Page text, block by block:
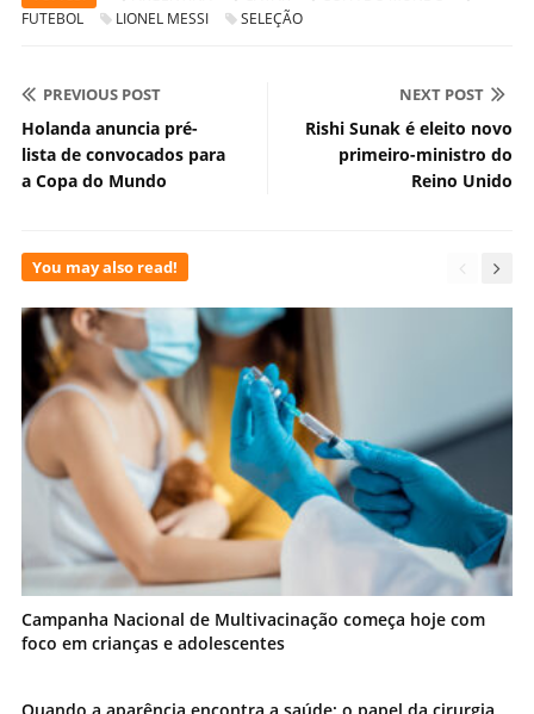
FUTEBOL
LIONEL MESSI SELEÇÃO
PREVIOUS POST
Holanda anuncia pré-
lista de convocados para
a Copa do Mundo
NEXT POST
Rishi Sunak é eleito novo
primeiro-ministro do
Reino Unido
You may also read!
Campanha Nacional de Multivacinação começa hoje com
foco em crianças e adolescentes